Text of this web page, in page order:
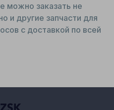
можно заказать не
и другие запчасти для
с доставкой по всей